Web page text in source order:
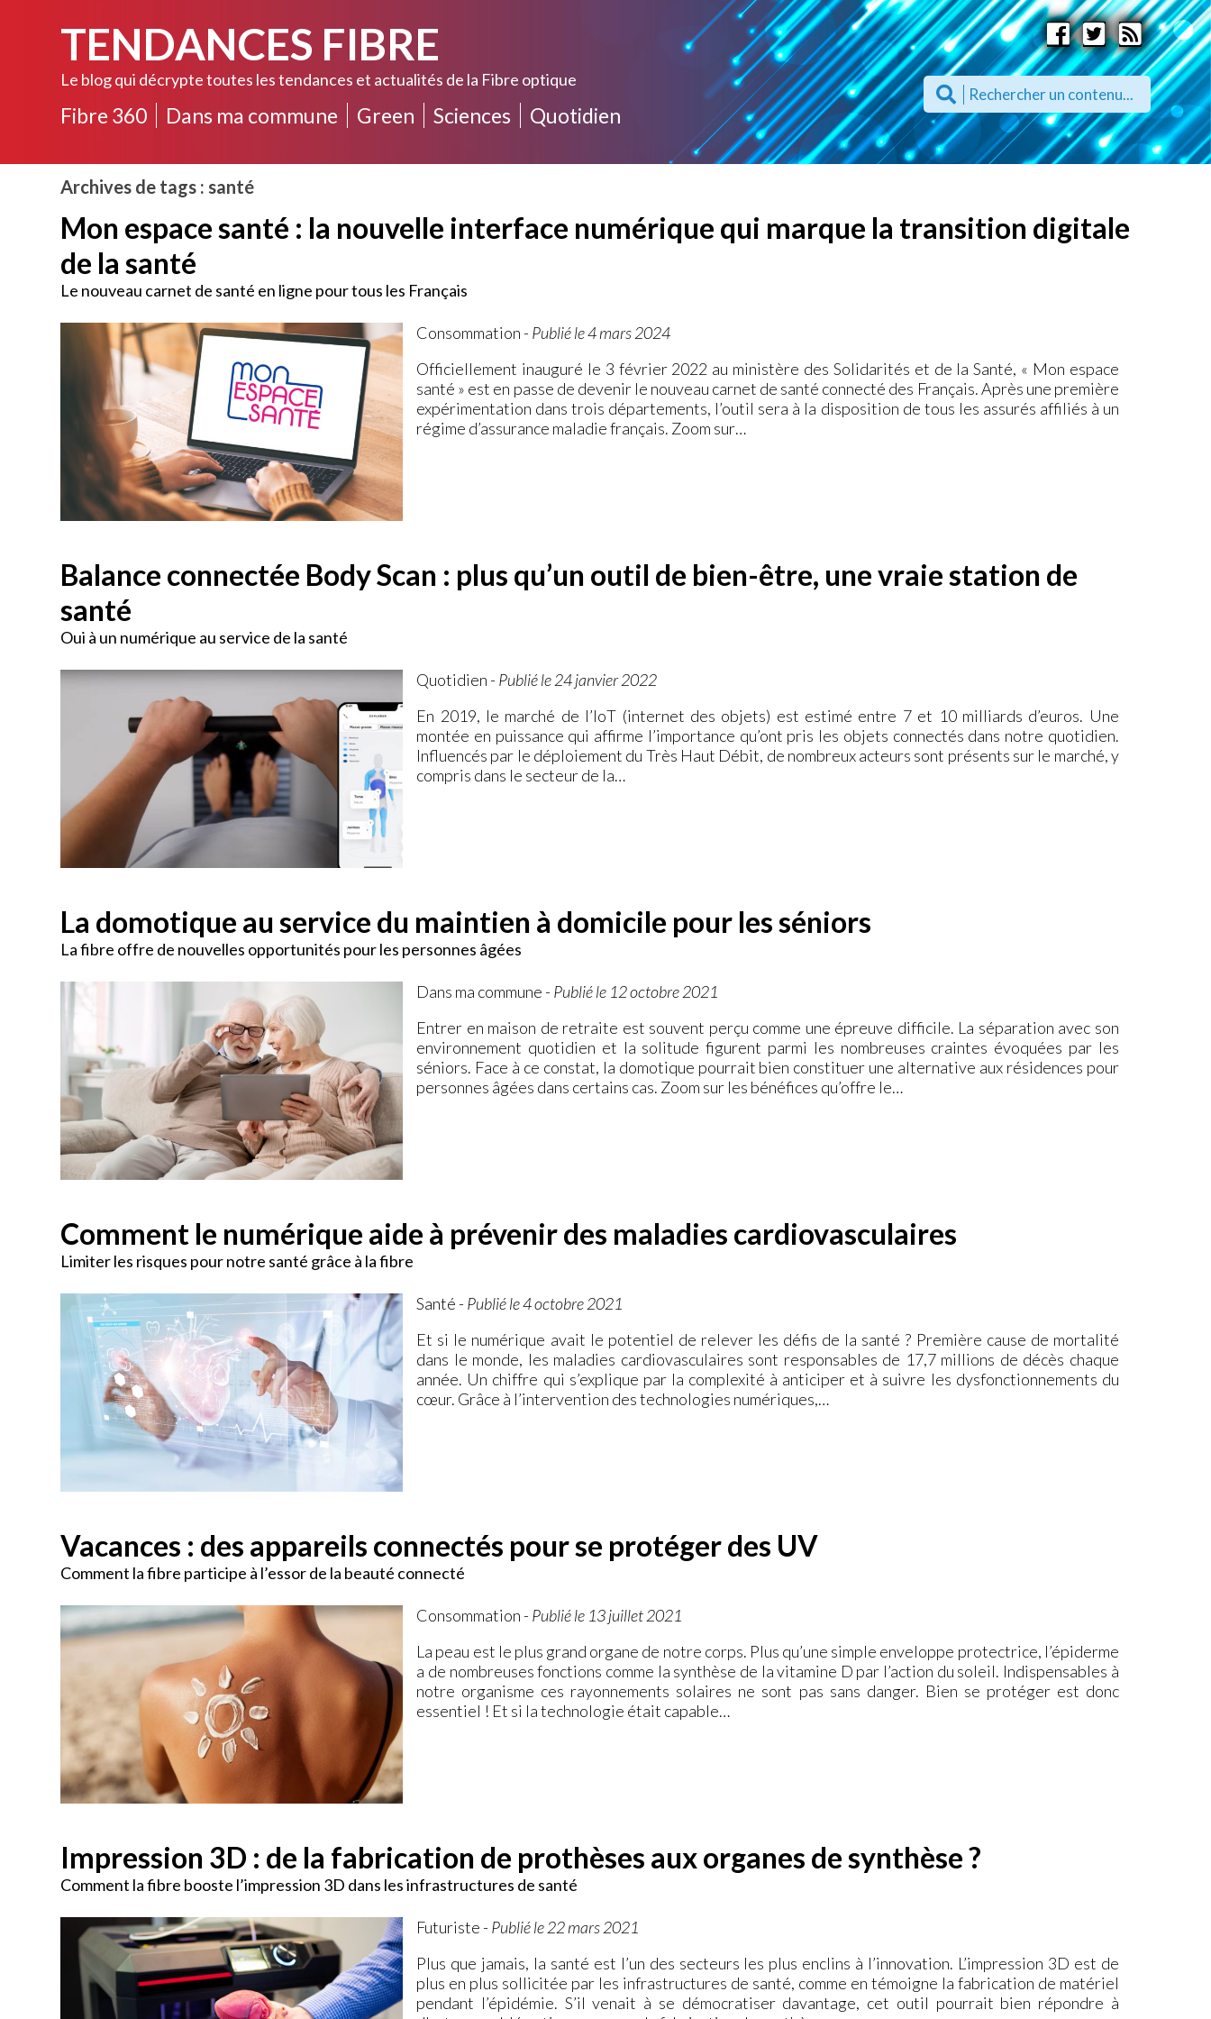
TENDANCES FIBRE
Le blog qui décrypte toutes les tendances et actualités de la Fibre optique
Fibre 360 Dans ma commune Green Sciences Quotidien
Archives de tags : santé
Mon espace santé : la nouvelle interface numérique qui marque la transition digitale
de la santé
Le nouveau carnet de santé en ligne pour tous les Français
Consommation - Publié le 4 mars 2024
Officiellement inauguré le 3 février 2022 au ministère des Solidarités et de la Santé, « Mon espace
santé » est en passe de devenir le nouveau carnet de santé connecté des Français. Après une première
expérimentation dans trois départements, l’outil sera à la disposition de tous les assurés affiliés à un
régime d’assurance maladie français. Zoom sur…
Balance connectée Body Scan : plus qu’un outil de bien-être, une vraie station de
santé
Oui à un numérique au service de la santé
Quotidien - Publié le 24 janvier 2022
En 2019, le marché de l’IoT (internet des objets) est estimé entre 7 et 10 milliards d’euros. Une
montée en puissance qui affirme l’importance qu’ont pris les objets connectés dans notre quotidien.
Influencés par le déploiement du Très Haut Débit, de nombreux acteurs sont présents sur le marché, y
compris dans le secteur de la…
La domotique au service du maintien à domicile pour les séniors
La fibre offre de nouvelles opportunités pour les personnes âgées
Dans ma commune - Publié le 12 octobre 2021
Entrer en maison de retraite est souvent perçu comme une épreuve difficile. La séparation avec son
environnement quotidien et la solitude figurent parmi les nombreuses craintes évoquées par les
séniors. Face à ce constat, la domotique pourrait bien constituer une alternative aux résidences pour
personnes âgées dans certains cas. Zoom sur les bénéfices qu’offre le…
Comment le numérique aide à prévenir des maladies cardiovasculaires
Limiter les risques pour notre santé grâce à la fibre
Santé - Publié le 4 octobre 2021
Et si le numérique avait le potentiel de relever les défis de la santé ? Première cause de mortalité
dans le monde, les maladies cardiovasculaires sont responsables de 17,7 millions de décès chaque
année. Un chiffre qui s’explique par la complexité à anticiper et à suivre les dysfonctionnements du
cœur. Grâce à l’intervention des technologies numériques,…
Vacances : des appareils connectés pour se protéger des UV
Comment la fibre participe à l’essor de la beauté connecté
Consommation - Publié le 13 juillet 2021
La peau est le plus grand organe de notre corps. Plus qu’une simple enveloppe protectrice, l’épiderme
a de nombreuses fonctions comme la synthèse de la vitamine D par l’action du soleil. Indispensables à
notre organisme ces rayonnements solaires ne sont pas sans danger. Bien se protéger est donc
essentiel ! Et si la technologie était capable…
Impression 3D : de la fabrication de prothèses aux organes de synthèse ?
Comment la fibre booste l’impression 3D dans les infrastructures de santé
Futuriste - Publié le 22 mars 2021
Plus que jamais, la santé est l’un des secteurs les plus enclins à l’innovation. L’impression 3D est de
plus en plus sollicitée par les infrastructures de santé, comme en témoigne la fabrication de matériel
pendant l’épidémie. S’il venait à se démocratiser davantage, cet outil pourrait bien répondre à